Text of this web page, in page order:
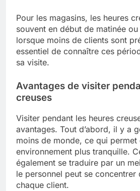
Pour les magasins, les heures
souvent en début de matinée
lorsque moins de clients sont
essentiel de connaître ces
sa visite.
Avantages de visiter
creuses
Visiter pendant les heures
avantages. Tout d’abord, il y a
moins de monde, ce qui permet
environnement plus tranquille.
également se traduire par un
le personnel peut se concentrer
chaque client.